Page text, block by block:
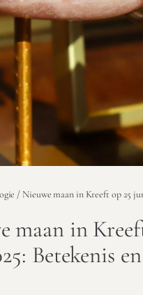
/ Nieuwe maan in Kreeft op 25
maan in
Betekenis en